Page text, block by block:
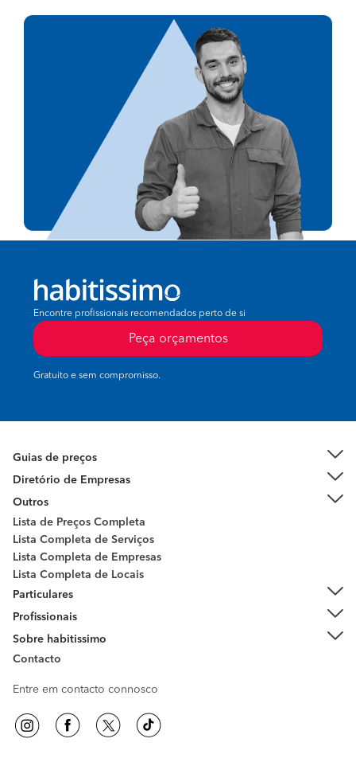
Encontre profissionais recomendados perto de si
Peça orçamentos
Gratuito e sem compromisso.
Guias de preços
Diretório de Empresas
Outros
Lista de Preços Completa
Lista Completa de Serviços
Lista Completa de Empresas
Lista Completa de Locais
Particulares
Profissionais
Sobre habitissimo
Contacto
Entre em contacto connosco